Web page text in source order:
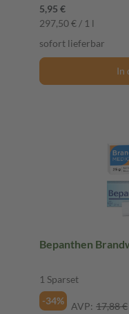
5,95 €
297,50 € / 1 l
sofort lieferbar
In
Bepanthen
1 Sparset
-34%
AVP: 17,88 €